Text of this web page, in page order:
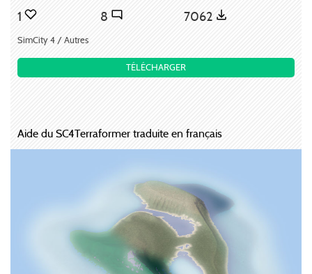
1 8 7062
SimCity 4 / Autres
TÉLÉCHARGER
Aide du SC4Terraformer traduite en français